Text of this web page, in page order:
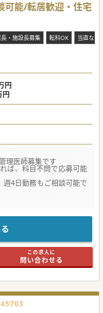
可能/転居歓迎・住宅
長・施設長募集 転科OK 当直なし
円
円
理医師募集です
ば、科目不問で応募可能
4日勤務もご相談可能で
い合わせください。
この求人に
問い合わせる